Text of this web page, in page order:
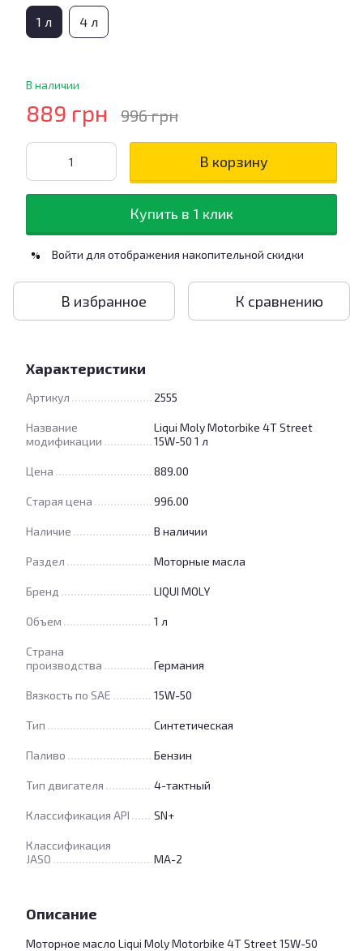
1 л 4 л
В наличии
889 грн 996 грн
В корзину
Купить в 1 клик
% Войти для отображения накопительной скидки
В избранное К сравнению
Характеристики
Артикул 2555
Название
модификации
Liqui Moly Motorbike 4T Street
15W-50 1 л
Цена 889.00
Старая цена 996.00
Наличие В наличии
Раздел Моторные масла
Бренд LIQUI MOLY
Объем 1 л
Страна
производства
Германия
Вязкость по SAE 15W-50
Тип Синтетическая
Паливо Бензин
Тип двигателя 4-тактный
Классификация API SN+
Классификация
JASO
MA-2
Описание
Моторное масло Liqui Moly Motorbike 4T Street 15W-50